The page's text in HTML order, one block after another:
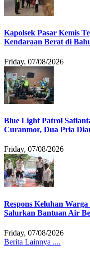
Kapolsek Pasar Kemis
Kendaraan Berat di
Friday, 07/08/2026
Blue Light Patrol
Curanmor, Dua Pria
Friday, 07/08/2026
Respons Keluhan
Salurkan Bantuan Air
Friday, 07/08/2026
Berita Lainnya ....